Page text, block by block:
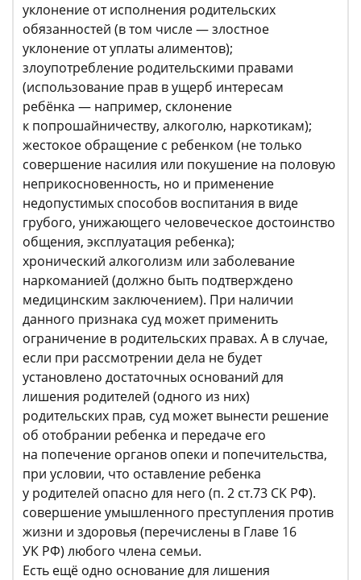
уклонение от исполнения родительских
обязанностей (в том числе — злостное
уклонение от уплаты алиментов);
злоупотребление родительскими правами
(использование прав в ущерб интересам
ребёнка — например, склонение
к попрошайничеству, алкоголю, наркотикам);
жестокое обращение с ребенком (не только
совершение насилия или покушение на половую
неприкосновенность, но и применение
недопустимых способов воспитания в виде
грубого, унижающего человеческое достоинство
общения, эксплуатация ребенка);
хронический алкоголизм или заболевание
наркоманией (должно быть подтверждено
медицинским заключением). При наличии
данного признака суд может применить
ограничение в родительских правах. А в случае,
если при рассмотрении дела не будет
установлено достаточных оснований для
лишения родителей (одного из них)
родительских прав, суд может вынести решение
об отобрании ребенка и передаче его
на попечение органов опеки и попечительства,
при условии, что оставление ребенка
у родителей опасно для него (п. 2 ст.73 СК РФ).
совершение умышленного преступления против
жизни и здоровья (перечислены в Главе 16
УК РФ) любого члена семьи.
Есть ещё одно основание для лишения